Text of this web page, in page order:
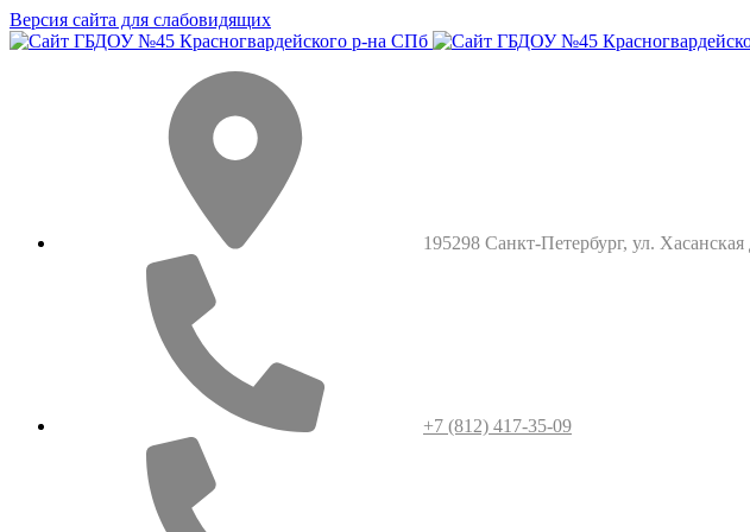
Версия сайта для слабовидящих
195298 Санкт-Петербург, ул.
+7 (812) 417-35-09